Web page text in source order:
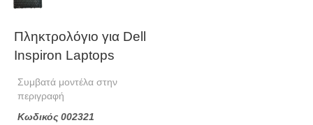
Πληκτρολόγιο για Dell
Inspiron Laptops
Συμβατά μοντέλα στην
περιγραφή
Kωδικός 002321